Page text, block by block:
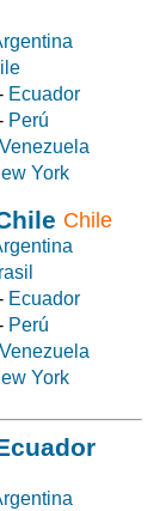
Ecuador
Perú
Venezuela
York
Chile
Ecuador
Perú
Venezuela
York